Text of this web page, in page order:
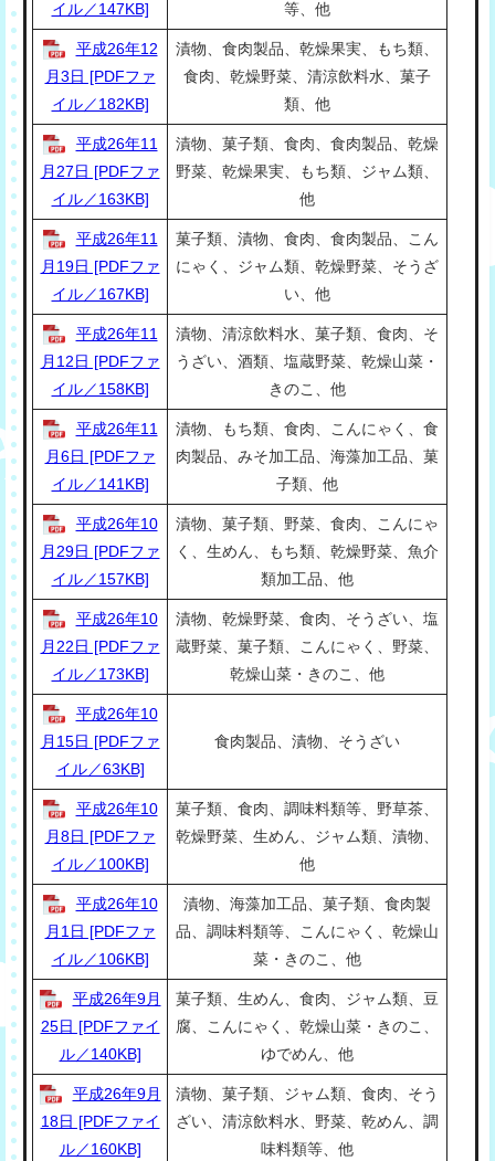
イル／147KB]
等、他
平成26年12
月3日 [PDFファ
イル／182KB]
漬物、食肉製品、乾燥果実、もち類、
食肉、乾燥野菜、清涼飲料水、菓子
類、他
平成26年11
月27日 [PDFファ
イル／163KB]
漬物、菓子類、食肉、食肉製品、乾燥
野菜、乾燥果実、もち類、ジャム類、
他
平成26年11
月19日 [PDFファ
イル／167KB]
菓子類、漬物、食肉、食肉製品、こん
にゃく、ジャム類、乾燥野菜、そうざ
い、他
平成26年11
月12日 [PDFファ
イル／158KB]
漬物、清涼飲料水、菓子類、食肉、そ
うざい、酒類、塩蔵野菜、乾燥山菜・
きのこ、他
平成26年11
月6日 [PDFファ
イル／141KB]
漬物、もち類、食肉、こんにゃく、食
肉製品、みそ加工品、海藻加工品、菓
子類、他
平成26年10
月29日 [PDFファ
イル／157KB]
漬物、菓子類、野菜、食肉、こんにゃ
く、生めん、もち類、乾燥野菜、魚介
類加工品、他
平成26年10
月22日 [PDFファ
イル／173KB]
漬物、乾燥野菜、食肉、そうざい、塩
蔵野菜、菓子類、こんにゃく、野菜、
乾燥山菜・きのこ、他
平成26年10
月15日 [PDFファ
イル／63KB]
食肉製品、漬物、そうざい
平成26年10
月8日 [PDFファ
イル／100KB]
菓子類、食肉、調味料類等、野草茶、
乾燥野菜、生めん、ジャム類、漬物、
他
平成26年10
月1日 [PDFファ
イル／106KB]
漬物、海藻加工品、菓子類、食肉製
品、調味料類等、こんにゃく、乾燥山
菜・きのこ、他
平成26年9月
25日 [PDFファイ
ル／140KB]
菓子類、生めん、食肉、ジャム類、豆
腐、こんにゃく、乾燥山菜・きのこ、
ゆでめん、他
平成26年9月
18日 [PDFファイ
ル／160KB]
漬物、菓子類、ジャム類、食肉、そう
ざい、清涼飲料水、野菜、乾めん、調
味料類等、他